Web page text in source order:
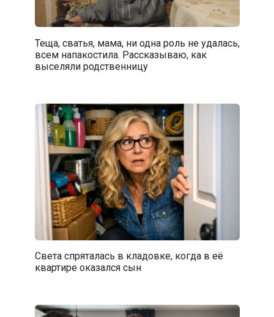
Теща, сватья, мама, ни одна роль не удалась,
всем напакостила. Рассказываю, как
выселяли родственницу
Света спряталась в кладовке, когда в её
квартире оказался сын